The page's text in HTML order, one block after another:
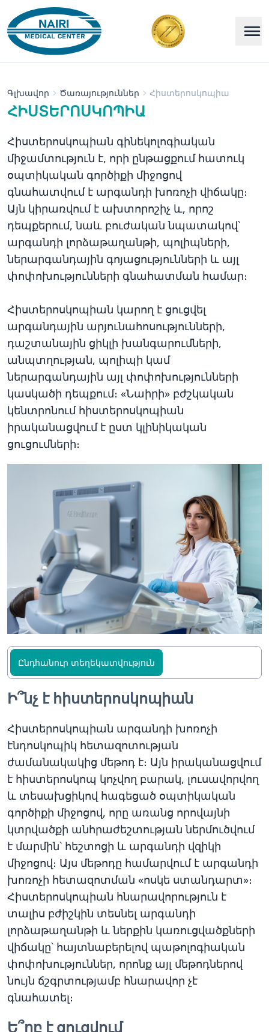
Գլխավոր Ծառայություններ Հիստերոսկոպիա
ՀԻՍՏԵՐՈՍԿՈՊԻԱ
Հիստերոսկոպիան գինեկոլոգիական
միջամտություն է, որի ընթացքում հատուկ
օպտիկական գործիքի միջոցով
գնահատվում է արգանդի խոռոչի վիճակը։
Այն կիրառվում է ախտորոշիչ և, որոշ
դեպքերում, նաև բուժական նպատակով՝
արգանդի լորձաթաղանթի, պոլիպների,
ներարգանդային գոյացությունների և այլ
փոփոխությունների գնահատման համար։
Հիստերոսկոպիան կարող է ցուցվել
արգանդային արյունահոսությունների,
դաշտանային ցիկլի խանգարումների,
անպտղության, պոլիպի կամ
ներարգանդային այլ փոփոխությունների
կասկածի դեպքում։ «Նաիրի» բժշկական
կենտրոնում հիստերոսկոպիան
իրականացվում է ըստ կլինիկական
ցուցումների։
Ընդհանուր տեղեկատվություն
Ի՞նչ է հիստերոսկոպիան
Հիստերոսկոպիան արգանդի խոռոչի
էնդոսկոպիկ հետազոտության
ժամանակակից մեթոդ է։ Այն իրականացվում
է հիստերոսկոպ կոչվող բարակ, լուսավորվող
և տեսախցիկով հագեցած օպտիկական
գործիքի միջոցով, որը առանց որովայնի
կտրվածքի անհրաժեշտության ներմուծվում
է մարմին՝ հեշտոցի և արգանդի վզիկի
միջոցով։ Այս մեթոդը համարվում է արգանդի
խոռոչի հետազոտման «ոսկե ստանդարտ»։
Հիստերոսկոպիան հնարավորություն է
տալիս բժիշկին տեսնել արգանդի
լորձաթաղանթի և ներքին կառուցվածքների
վիճակը՝ հայտնաբերելով պաթոլոգիական
փոփոխություններ, որոնք այլ մեթոդներով
նույն ճշգրտությամբ հնարավոր չէ
գնահատել։
Ե՞րբ է ցուցվում